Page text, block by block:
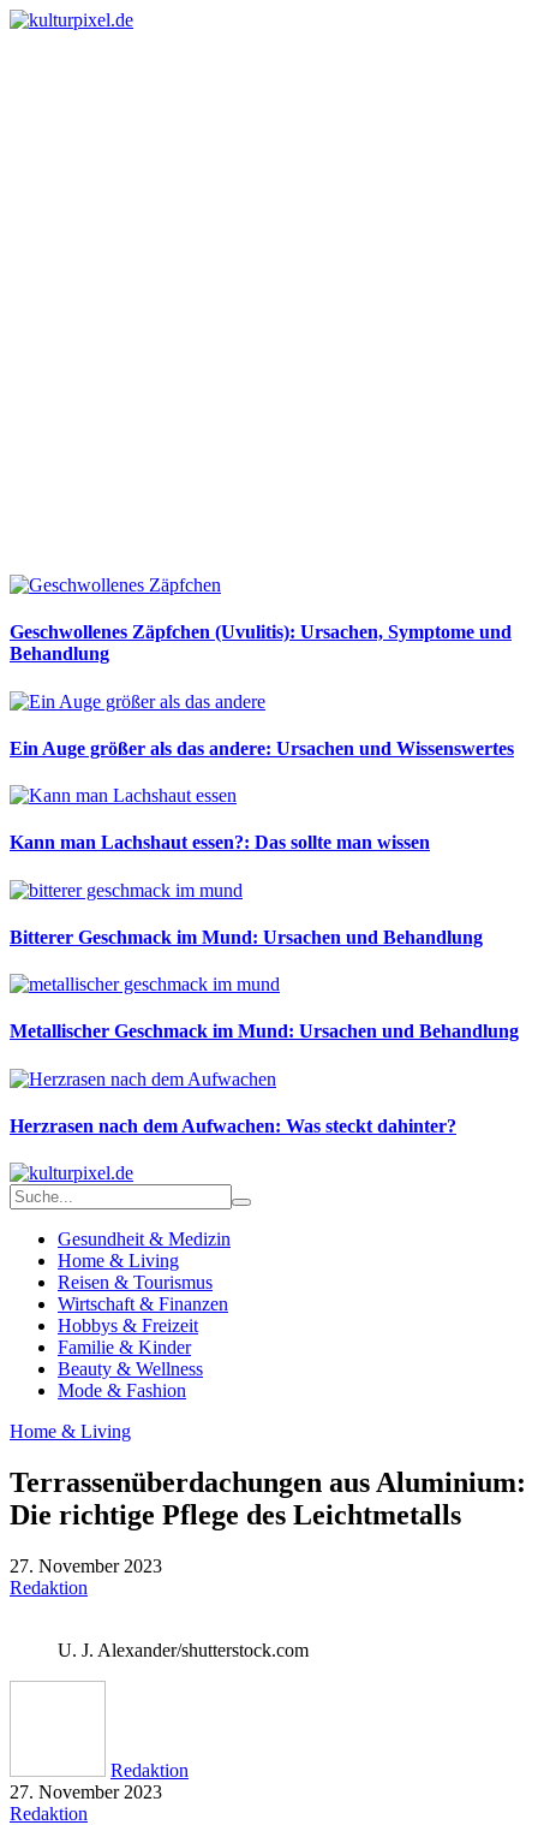
Geschwollenes Zäpfchen (Uvulitis): Ursachen, Symptome und
Behandlung
Ein Auge größer als das andere: Ursachen und Wissenswertes
Kann man Lachshaut essen?: Das sollte man wissen
Bitterer Geschmack im Mund: Ursachen und Behandlung
Metallischer Geschmack im Mund: Ursachen und Behandlung
Herzrasen nach dem Aufwachen: Was steckt dahinter?
Gesundheit & Medizin
Home & Living
Reisen & Tourismus
Wirtschaft & Finanzen
Hobbys & Freizeit
Familie & Kinder
Beauty & Wellness
Mode & Fashion
Home & Living
Terrassenüberdachungen aus Aluminium:
Die richtige Pflege des Leichtmetalls
27. November 2023
Redaktion
U. J. Alexander/shutterstock.com
Redaktion
27. November 2023
Redaktion